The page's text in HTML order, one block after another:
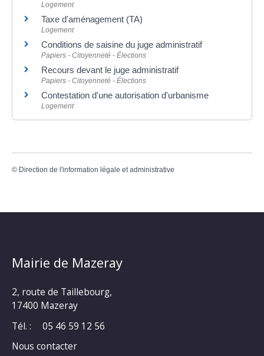
Logement
Taxe d'aménagement (TA)
Logement
Conditions de saisine du juge administratif
Papiers - Citoyenneté - Élections
Recours devant le juge administratif
Papiers - Citoyenneté - Élections
Contestation d'une autorisation d'urbanisme
Logement
© Direction de l'information légale et administrative
Mairie de Mazeray
2, route de Taillebourg,
17400 Mazeray
Tél. :
05 46 59 12 56
Nous contacter